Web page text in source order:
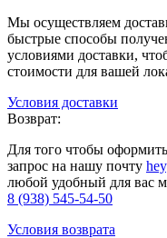
Мы осуществляем
быстрые способы
условиями доставки,
стоимости для вашей
Условия доставки
Возврат:
Для того чтобы
запрос на нашу почту
любой удобный для вас
8 (938) 545-54-50
Условия возврата